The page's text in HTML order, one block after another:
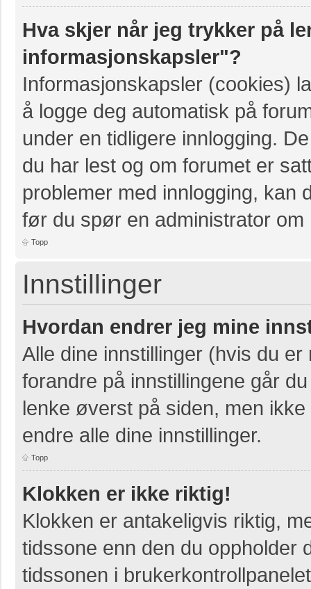
Hva skjer når jeg trykker på
informasjonskapsler"?
Informasjonskapsler (cookies)
å logge deg automatisk på
under en tidligere innlogging.
du har lest og om forumet er
problemer med innlogging,
før du spør en administrator
Topp
Innstillinger
Hvordan endrer jeg mine
Alle dine innstillinger (hvis du
forandre på innstillingene går
lenke øverst på siden, men
endre alle dine innstillinger.
Topp
Klokken er ikke riktig!
Klokken er antakeligvis riktig,
tidssone enn den du oppholder
tidssonen i